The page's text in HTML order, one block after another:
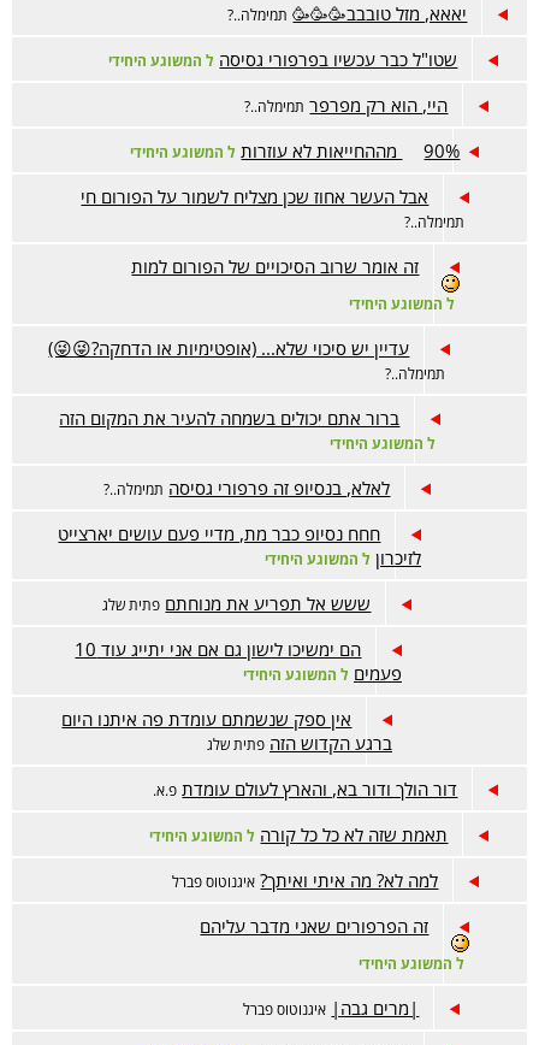
יאאא, מזל טובבב🥳🥳🥳 תמימלה..?
שטו"ל כבר עכשיו בפרפורי גסיסה ל המשוגע היחידי
היי, הוא רק מפרפר תמימלה..?
90% מההחייאות לא עוזרות ל המשוגע היחידי
אבל העשר אחוז שכן מצליח לשמור על הפורום חי
תמימלה..?
זה אומר שרוב הסיכויים של הפורום למות
ל המשוגע היחידי
עדיין יש סיכוי שלא... (אופטימיות או הדחקה?😜😜)
תמימלה..?
ברור אתם יכולים בשמחה להעיר את המקום הזה
ל המשוגע היחידי
לאלא, בנסיופ זה פרפורי גסיסה תמימלה..?
חחח נסיופ כבר מת, מדיי פעם עושים יארצייט
לזיכרון ל המשוגע היחידי
ששש אל תפריע את מנוחתם פתית שלג
הם ימשיכו לישון גם אם אני יתייג עוד 10
פעמים ל המשוגע היחידי
אין ספק שנשמתם עומדת פה איתנו היום
ברגע הקדוש הזה פתית שלג
דור הולך ודור בא, והארץ לעולם עומדת פ.א.
תאמת שזה לא כל כל קורה ל המשוגע היחידי
למה לא? מה איתי ואיתך? איגנוטוס פברל
זה הפרפורים שאני מדבר עליהם
ל המשוגע היחידי
|מרים גבה| איגנוטוס פברל